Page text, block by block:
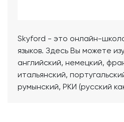
Skyford - это онлайн-
языков. Здесь Вы можете
английский, немецкий,
итальянский,
румынский, РКИ (русский